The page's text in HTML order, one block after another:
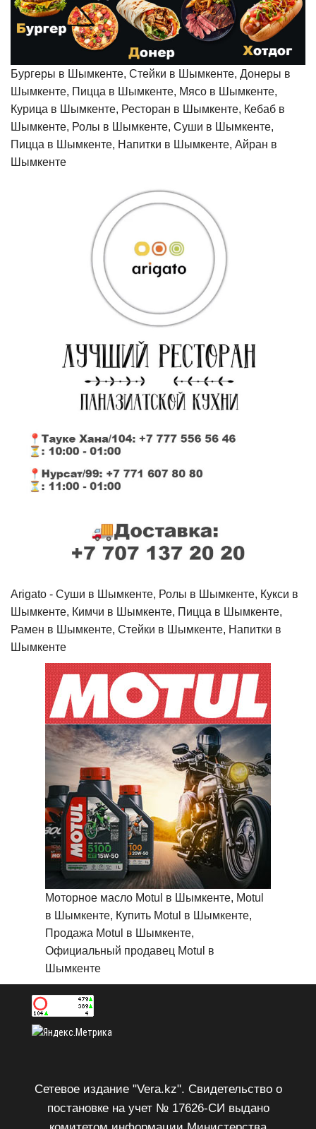
Бургеры в Шымкенте, Стейки в Шымкенте, Донеры в
Шымкенте, Пицца в Шымкенте, Мясо в Шымкенте,
Курица в Шымкенте, Ресторан в Шымкенте, Кебаб в
Шымкенте, Ролы в Шымкенте, Суши в Шымкенте,
Пицца в Шымкенте, Напитки в Шымкенте, Айран в
Шымкенте
Arigato - Cуши в Шымкенте, Ролы в Шымкенте, Кукси в
Шымкенте, Кимчи в Шымкенте, Пицца в Шымкенте,
Рамен в Шымкенте, Стейки в Шымкенте, Напитки в
Шымкенте
Моторное масло Motul в Шымкенте, Motul
в Шымкенте, Купить Motul в Шымкенте,
Продажа Motul в Шымкенте,
Официальный продавец Motul в
Шымкенте
Сетевое издание "Vera.kz". Свидетельство о
постановке на учет № 17626-СИ выдано